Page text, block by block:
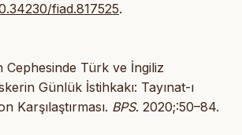
fiad.817525.
Cephesinde Türk ve İngiliz
Günlük İstihkakı: Tayınat-ı
Karşılaştırması. BPS. 2020;:50–84.